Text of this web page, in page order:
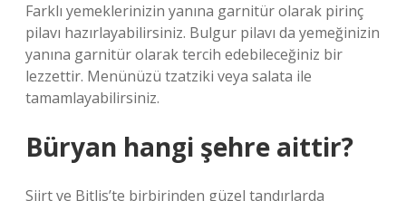
Farklı yemeklerinizin yanına garnitür olarak pirinç
pilavı hazırlayabilirsiniz. Bulgur pilavı da yemeğinizin
yanına garnitür olarak tercih edebileceğiniz bir
lezzettir. Menünüzü tzatziki veya salata ile
tamamlayabilirsiniz.
Büryan hangi şehre aittir?
Siirt ve Bitlis’te birbirinden güzel tandırlarda